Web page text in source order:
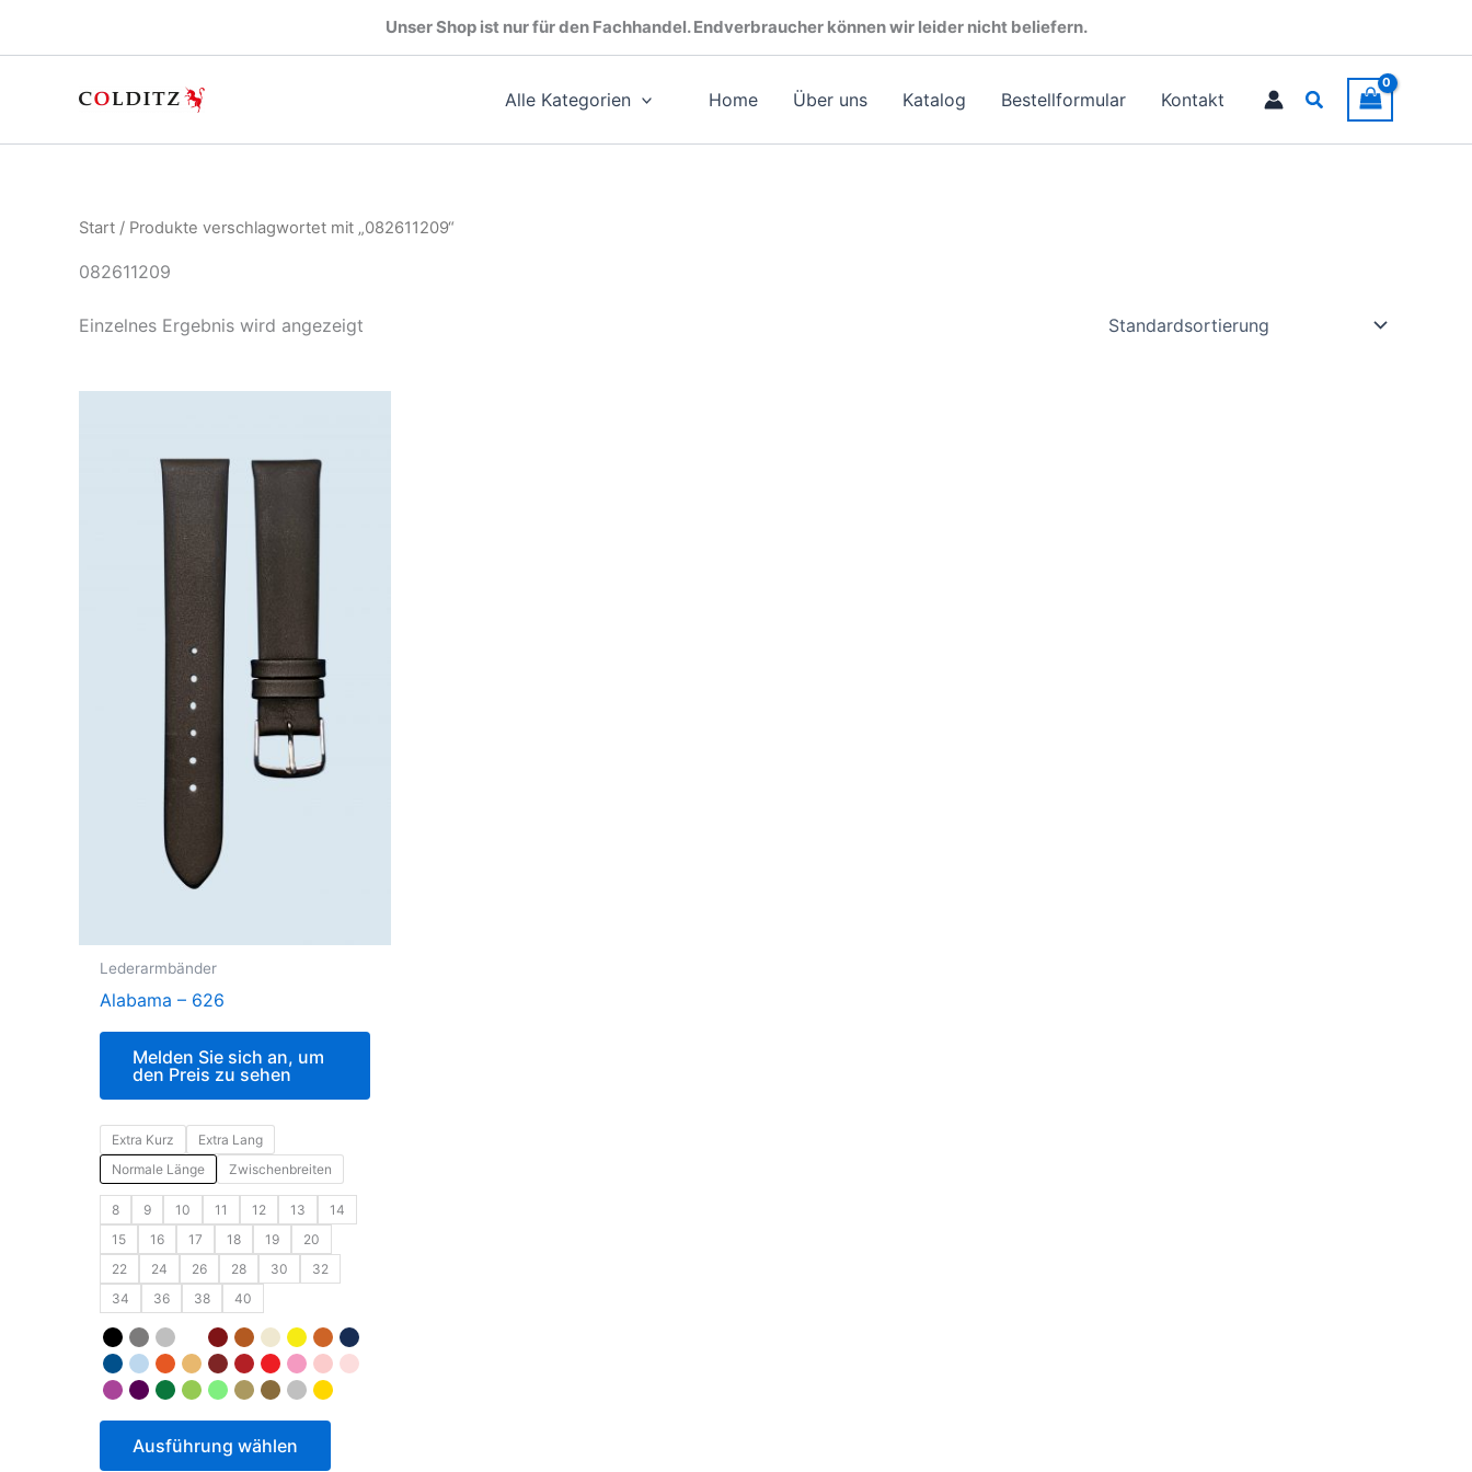
Unser Shop ist nur für den Fachhandel. Endverbraucher können wir leider nicht beliefern.
Alle Kategorien Home Über uns Katalog Bestellformular Kontakt Suchen
Start / Produkte verschlagwortet mit „082611209“
082611209
Einzelnes Ergebnis wird angezeigt
Lederarmbänder
Alabama – 626
Melden Sie sich an, um
den Preis zu sehen
Extra Kurz
Extra Lang
Normale Länge
Zwischenbreiten
8 9 10 11 12 13
14
15
16 17 18 19
20
22
24 26 28 30
32
34
36 38 40
Ausführung wählen